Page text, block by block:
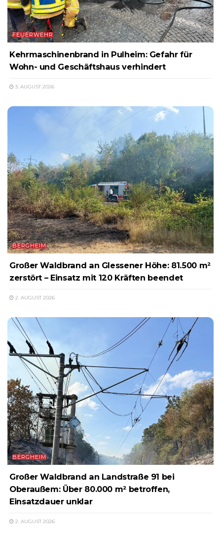
FEUERWEHR
Kehrmaschinenbrand in Pulheim: Gefahr für
Wohn- und Geschäftshaus verhindert
3. AUGUST 2026
BERGHEIM
Großer Waldbrand an Glessener Höhe: 81.500 m²
zerstört – Einsatz mit 120 Kräften beendet
2. AUGUST 2026
BERGHEIM
Großer Waldbrand an Landstraße 91 bei
Oberaußem: Über 80.000 m² betroffen,
Einsatzdauer unklar
2. AUGUST 2026